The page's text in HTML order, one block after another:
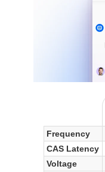
Frequency
CAS Latency
Voltage